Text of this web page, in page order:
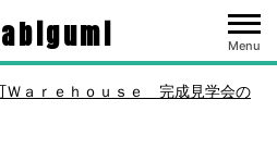
Menu
Ｗａｒｅｈｏｕｓｅ 完成見学会の